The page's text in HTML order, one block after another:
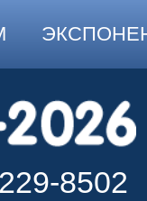
8502